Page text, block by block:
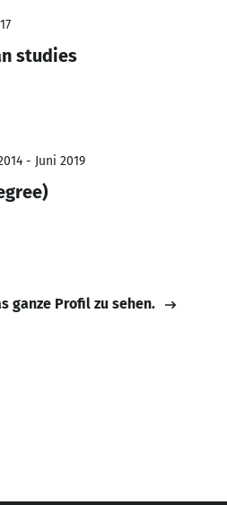
studies
- Juni 2019
ganze Profil zu sehen.